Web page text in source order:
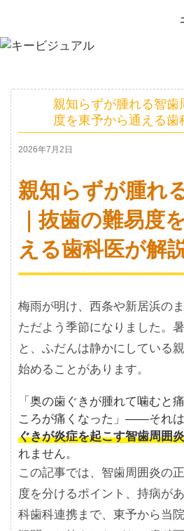
親知らずが腫れる智歯
度を東予から通える歯
2026年7月2日
親知らずが腫れ
｜抜歯の難易度
える歯科医が解
梅雨が明け、西条や新居浜の
ただよう季節になりました。
と、ふだんは静かにしている
始めることがあります。
「奥の歯ぐきが腫れて噛むと
ころが痛くなった」――それ
ぐきが炎症を起こす智歯周囲
れません。
この記事では、智歯周囲炎の
度を分けるポイント、持病が
科歯科連携まで、東予から当